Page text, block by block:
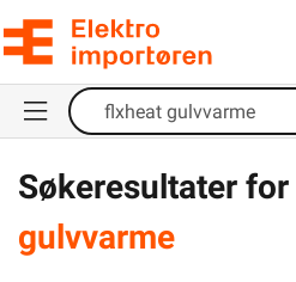
Søkeresultater for
gulvvarme